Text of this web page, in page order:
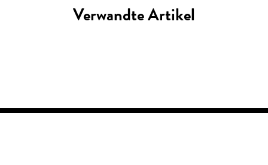
Verwandte Artikel